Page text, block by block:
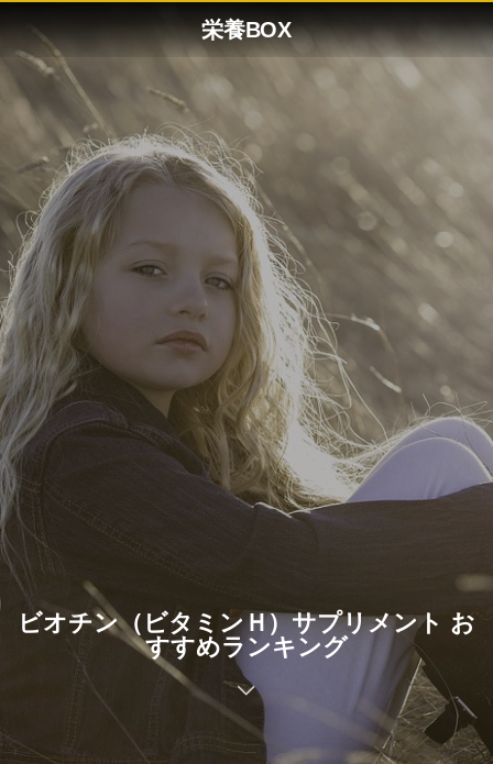
栄養BOX
ビオチン（ビタミンＨ）サプリメント お
すすめランキング